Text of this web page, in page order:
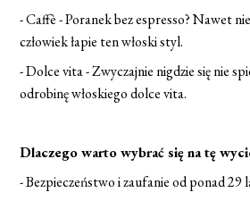
- Caffè - Poranek bez espresso? Nawet
człowiek łapie ten włoski styl.
- Dolce vita - Zwyczajnie nigdzie się nie
odrobinę włoskiego dolce vita.
Dlaczego warto wybrać się na tę
- Bezpieczeństwo i zaufanie od ponad 29